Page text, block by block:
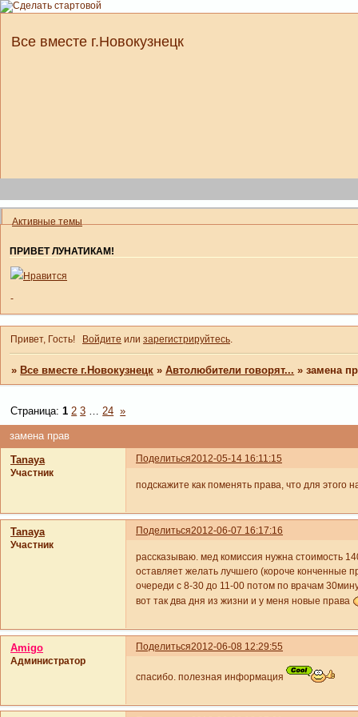
Все вместе г.Новокузнецк
Активные темы
ПРИВЕТ ЛУНАТИКАМ!
Нравится
-
Привет, Гость! Войдите или зарегистрируйтесь.
»Все вместе г.Новокузнецк »Автолюбители говорят... »замена
замена прав
Страница:1 2 3 … 24 »
Поделиться2012-05-14 16:11:15
Tanaya
Участник
подскажите как поменять права, что для этого
Поделиться2012-06-07 16:17:16
Tanaya
Участник
рассказываю. мед комиссия нужна стоимость
оставляет желать лучшего (короче
очереди с 8-30 до 11-00 потом по врачам
вот так два дня из жизни и у меня новые права
Поделиться2012-06-08 12:29:55
Amigo
Администратор
спасибо. полезная информация